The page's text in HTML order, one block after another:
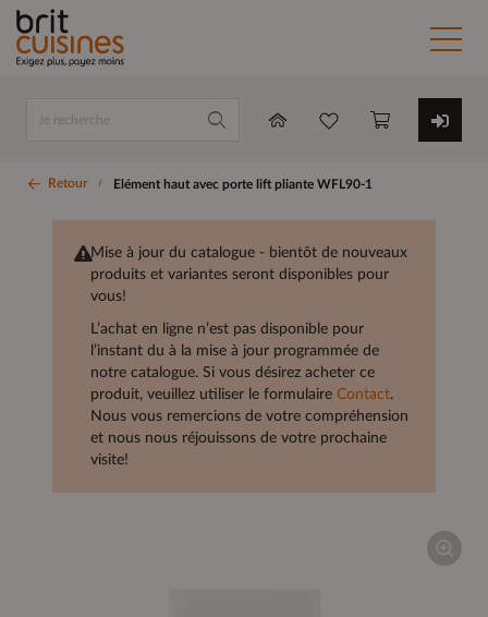
Retour Elément haut avec porte lift pliante WFL90-1
Mise à jour du catalogue - bientôt de nouveaux
produits et variantes seront disponibles pour
vous!
L’achat en ligne n’est pas disponible pour
l’instant du à la mise à jour programmée de
notre catalogue. Si vous désirez acheter ce
produit, veuillez utiliser le formulaire Contact.
Nous vous remercions de votre compréhension
et nous nous réjouissons de votre prochaine
visite!